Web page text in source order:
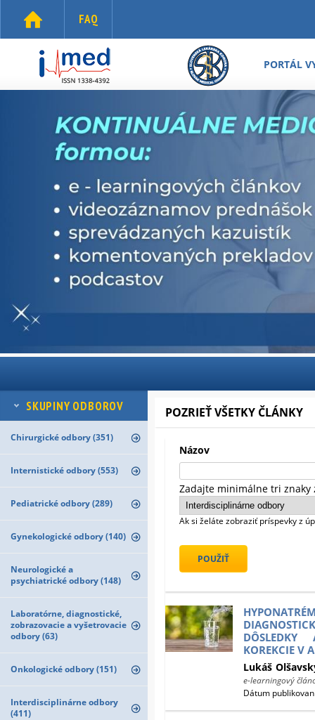
FAQ
PORTÁL
SKUPINY ODBOROV
Chirurgické odbory (351)
Internistické odbory (553)
Pediatrické odbory (289)
Gynekologické odbory (140)
Neurologické a
psychiatrické odbory (148)
Laboratórne, diagnostické,
zobrazovacie a vyšetrovacie
odbory (63)
Onkologické odbory (151)
Interdisciplinárne odbory
(411)
POZRIEŤ VŠETKY ČLÁNKY
Názov
Zadajte minimálne tri znaky
Ak si želáte zobraziť príspevky z
DÔSLEDKY
KOREKCIE V
Lukáš
e-learningový
Dátum